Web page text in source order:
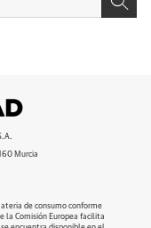
Murcia
de consumo conforme
la Comisión Europea facilita